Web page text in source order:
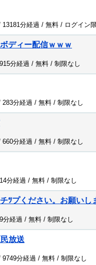
13181分経過 / 無料 / ログイン
ディー配信ｗｗｗ
分経過 / 無料 / 制限なし
283分経過 / 無料 / 制限なし
660分経過 / 無料 / 制限なし
分経過 / 無料 / 制限なし
ﾂプください。お願いし
分経過 / 無料 / 制限なし
放送
9749分経過 / 無料 / 制限なし